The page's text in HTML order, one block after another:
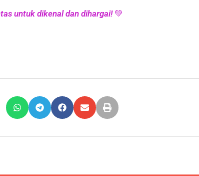
untuk dikenal dan dihargai! 💚